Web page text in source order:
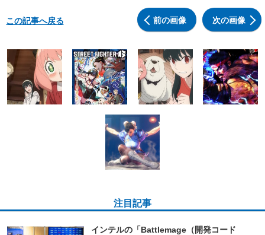
前の画像 次の画像
この記事へ戻る
注目記事
インテルの「Battlemage（開発コード